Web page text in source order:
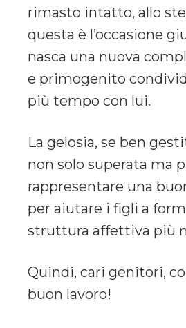
rimasto intatto, allo
questa è l’occasione
nasca una nuova
e primogenito
più tempo con lui.
La gelosia, se ben
non solo superata ma
rappresentare una
per aiutare i figli a
struttura affettiva più
Quindi, cari genitori,
buon lavoro!